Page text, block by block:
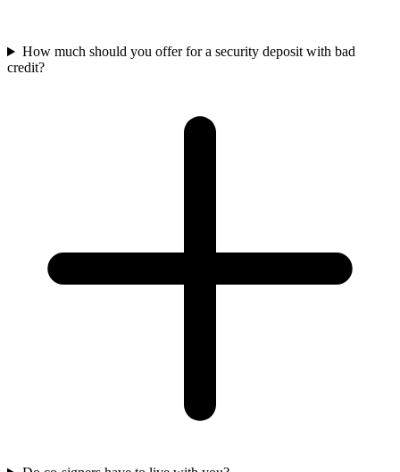
How much should you offer for a security deposit with bad
credit?